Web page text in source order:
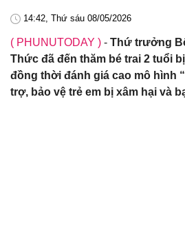
14:42, Thứ sáu 08/05/2026
( PHUNUTODAY ) - Thứ trưởng
Thức đã đến thăm bé trai 2 tuổi
đồng thời đánh giá cao mô hình
trợ, bảo vệ trẻ em bị xâm hại và